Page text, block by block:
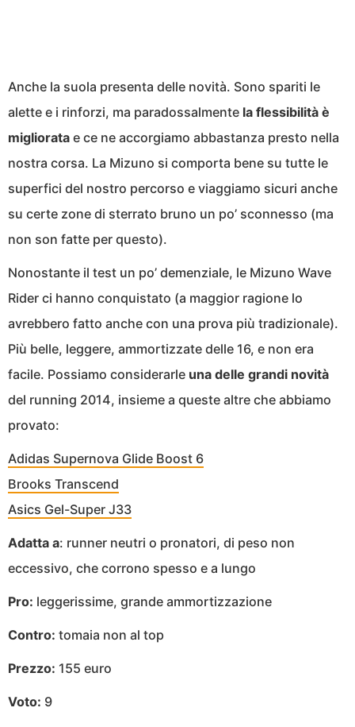
Anche la suola presenta delle novità. Sono spariti le
alette e i rinforzi, ma paradossalmente la flessibilità è
migliorata e ce ne accorgiamo abbastanza presto nella
nostra corsa. La Mizuno si comporta bene su tutte le
superfici del nostro percorso e viaggiamo sicuri anche
su certe zone di sterrato bruno un po’ sconnesso (ma
non son fatte per questo).
Nonostante il test un po’ demenziale, le Mizuno Wave
Rider ci hanno conquistato (a maggior ragione lo
avrebbero fatto anche con una prova più tradizionale).
Più belle, leggere, ammortizzate delle 16, e non era
facile. Possiamo considerarle una delle grandi novità
del running 2014, insieme a queste altre che abbiamo
provato:
Adidas Supernova Glide Boost 6
Brooks Transcend
Asics Gel-Super J33
Adatta a: runner neutri o pronatori, di peso non
eccessivo, che corrono spesso e a lungo
Pro: leggerissime, grande ammortizzazione
Contro: tomaia non al top
Prezzo: 155 euro
Voto: 9